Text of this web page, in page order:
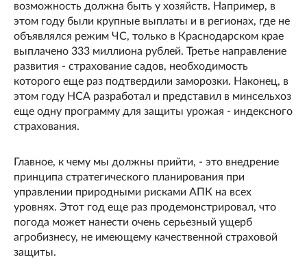
возможность должна быть у хозяйств. Например, в
этом году были крупные выплаты и в регионах, где не
объявлялся режим ЧС, только в Краснодарском крае
выплачено 333 миллиона рублей. Третье направление
развития - страхование садов, необходимость
которого еще раз подтвердили заморозки. Наконец, в
этом году НСА разработал и представил в минсельхоз
еще одну программу для защиты урожая - индексного
страхования.
Главное, к чему мы должны прийти, - это внедрение
принципа стратегического планирования при
управлении природными рисками АПК на всех
уровнях. Этот год еще раз продемонстрировал, что
погода может нанести очень серьезный ущерб
агробизнесу, не имеющему качественной страховой
защиты.